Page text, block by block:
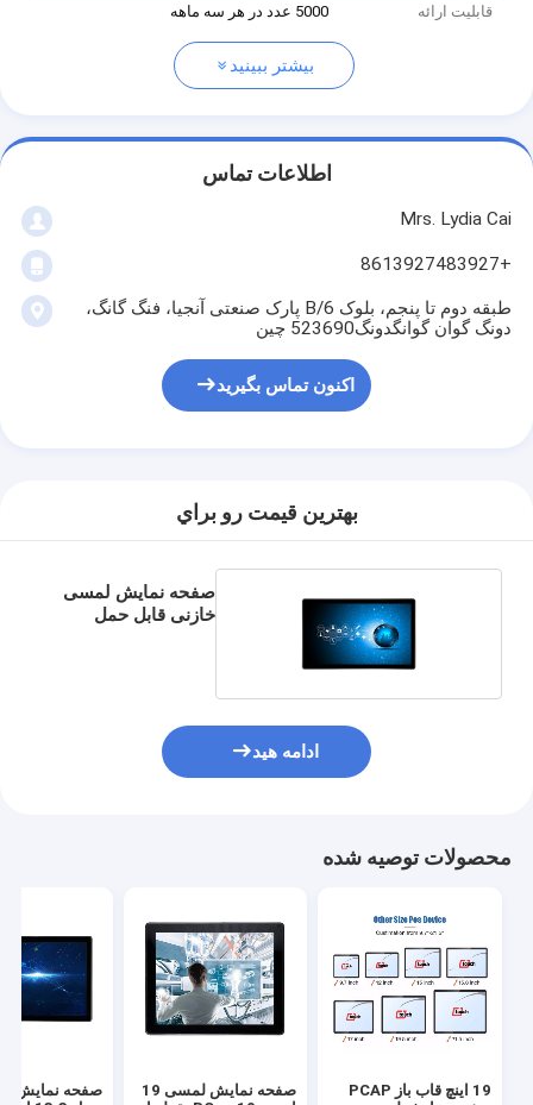
قابلیت ارائه
5000 عدد در هر سه ماهه
بیشتر ببینید
اطلاعات تماس
Mrs. Lydia Cai
+8613927483927
طبقه دوم تا پنجم، بلوک 6/B پارک صنعتی آنجیا، فنگ گانگ،
دونگ گوان گوانگدونگ523690 چین
اکنون تماس بگیرید
بهترين قيمت رو براي
صفحه نمایش لمسی
خازنی قابل حمل
ادامه هید
محصولات توصیه شده
19 اینچ قاب باز PCAP
صفحه نمایش لمسی 19